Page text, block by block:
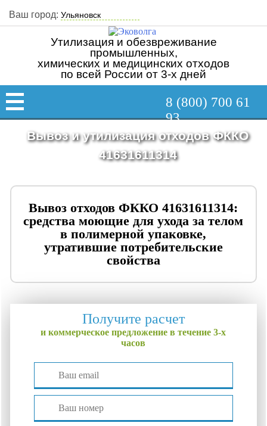
Ваш город:
Утилизация и обезвреживание
промышленных,
химических и медицинских отходов
по всей России от 3-х дней
8 (800) 700 61
93
Вывоз и утилизация отходов ФККО
41631611314
Вывоз отходов ФККО 41631611314:
средства моющие для ухода за телом
в полимерной упаковке,
утратившие потребительские
свойства
Получите расчет
и коммерческое предложение в течение 3-х
часов